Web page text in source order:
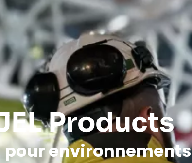
Products
pour environnements